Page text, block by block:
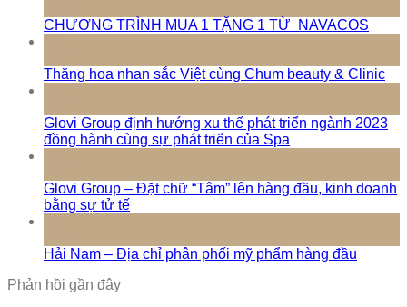
CHƯƠNG TRÌNH MUA 1 TẶNG 1 TỪ NAVACOS
Thăng hoa nhan sắc Việt cùng Chum beauty & Clinic
Glovi Group định hướng xu thế phát triển ngành 2023
đồng hành cùng sự phát triển của Spa
Glovi Group – Đặt chữ “Tâm” lên hàng đầu, kinh doanh
bằng sự tử tế
Hải Nam – Địa chỉ phân phối mỹ phẩm hàng đầu
Phản hồi gần đây